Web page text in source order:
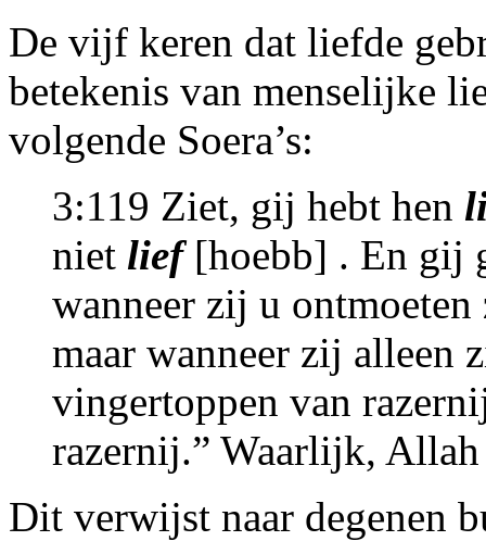
De vijf keren dat liefde
betekenis van menselijke
volgende Soera’s:
3:119 Ziet, gij hebt hen
niet lief[hoebb] . En gij
wanneer zij u
maar wanneer zij alleen
vingertoppen van
razernij.” Waarlijk,
Dit verwijst naar degenen